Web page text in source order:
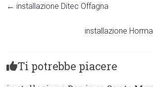
← installazione Ditec Offagna
installazione
Ti potrebbe piacere